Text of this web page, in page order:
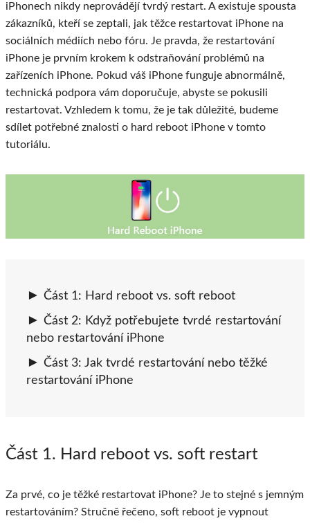
iPhonech nikdy neprovádějí tvrdý restart. A existuje spousta
zákazníků, kteří se zeptali, jak těžce restartovat iPhone na
sociálních médiích nebo fóru. Je pravda, že restartování
iPhone je prvním krokem k odstraňování problémů na
zařízeních iPhone. Pokud váš iPhone funguje abnormálně,
technická podpora vám doporučuje, abyste se pokusili
restartovat. Vzhledem k tomu, že je tak důležité, budeme
sdílet potřebné znalosti o hard reboot iPhone v tomto
tutoriálu.
Část 1: Hard reboot vs. soft reboot
Část 2: Když potřebujete tvrdé restartování
nebo restartování iPhone
Část 3: Jak tvrdé restartování nebo těžké
restartování iPhone
Část 1. Hard reboot vs. soft restart
Za prvé, co je těžké restartovat iPhone? Je to stejné s jemným
restartováním? Stručně řečeno, soft reboot je vypnout